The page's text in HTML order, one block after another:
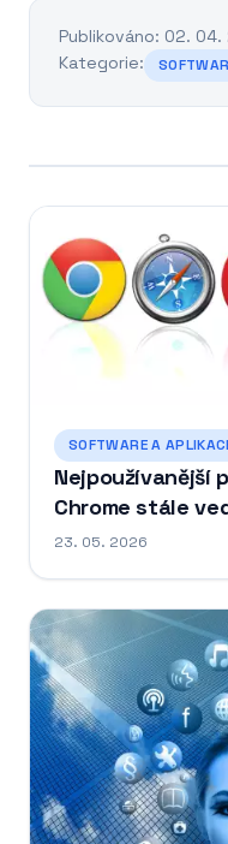
Publikováno: 02. 04.
Kategorie:
SOFTWARE A
Nejpoužívanější
Chrome stále
23. 05. 2026